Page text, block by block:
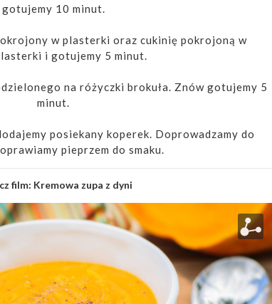
gotujemy 10 minut.
w plasterki oraz cukinię pokrojoną w
i gotujemy 5 minut.
na różyczki brokuła. Znów gotujemy 5
minut.
posiekany koperek. Doprowadzamy do
pieprzem do smaku.
film: Kremowa zupa z dyni